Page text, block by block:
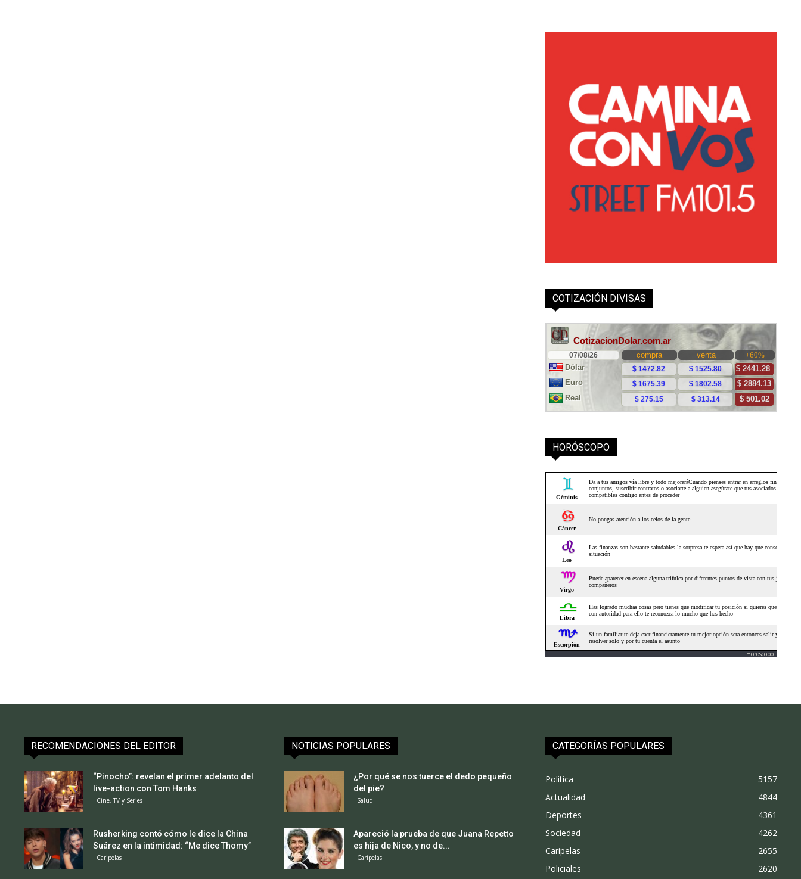
COTIZACIÓN DIVISAS
HORÓSCOPO
Horoscopo
RECOMENDACIONES DEL EDITOR
“Pinocho”: revelan el primer adelanto del
live-action con Tom Hanks
Cine, TV y Series
Rusherking contó cómo le dice la China
Suárez en la intimidad: “Me dice Thomy”
Caripelas
NOTICIAS POPULARES
¿Por qué se nos tuerce el dedo pequeño
del pie?
Salud
Apareció la prueba de que Juana Repetto
es hija de Nico, y no de...
Caripelas
CATEGORÍAS POPULARES
Politica
5157
Actualidad
4844
Deportes
4361
Sociedad
4262
Caripelas
2655
Policiales
2620